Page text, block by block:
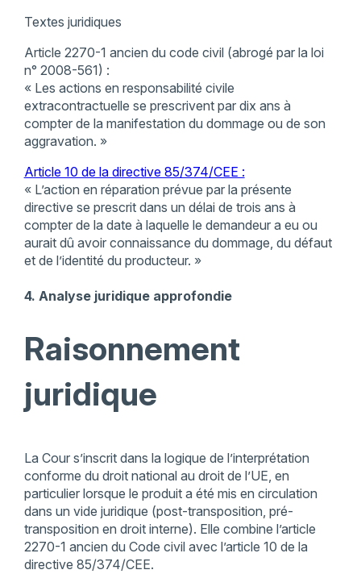
Textes juridiques
Article 2270-1 ancien du code civil (abrogé par la loi
n° 2008-561) :
« Les actions en responsabilité civile
extracontractuelle se prescrivent par dix ans à
compter de la manifestation du dommage ou de son
aggravation. »
Article 10 de la directive 85/374/CEE :
« L’action en réparation prévue par la présente
directive se prescrit dans un délai de trois ans à
compter de la date à laquelle le demandeur a eu ou
aurait dû avoir connaissance du dommage, du défaut
et de l’identité du producteur. »
4. Analyse juridique approfondie
Raisonnement
juridique
La Cour s’inscrit dans la logique de l’interprétation
conforme du droit national au droit de l’UE, en
particulier lorsque le produit a été mis en circulation
dans un vide juridique (post-transposition, pré-
transposition en droit interne). Elle combine l’article
2270-1 ancien du Code civil avec l’article 10 de la
directive 85/374/CEE.